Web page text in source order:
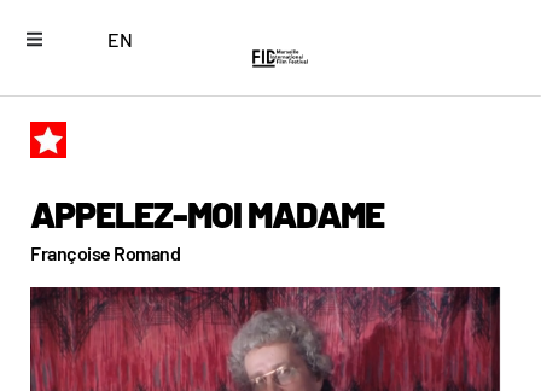
EN
APPELEZ-MOI MADAME
Françoise Romand